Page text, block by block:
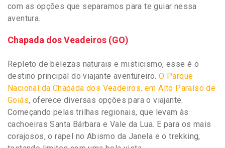
com as opções que separamos para te guiar nessa
aventura.
Chapada dos Veadeiros (GO)
Repleto de belezas naturais e misticismo, esse é o
destino principal do viajante aventureiro.O Parque
Nacional da Chapada dos Veadeiros, em Alto Paraíso de
Goiás, oferece diversas opções para o viajante.
Começando pelas trilhas regionais, que levam às
cachoeiras Santa Bárbara e Vale da Lua. E para os mais
corajosos, o rapel no Abismo da Janela e o trekking,